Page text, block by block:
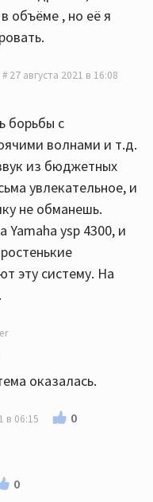
объёме , но её я
27 августа 2021 в 16:08
борьбы с
волнами и т.д.
из бюджетных
увлекательное, и
не обманешь.
Yamaha ysp 4300, и
эту систему. На
оказалась.
в 06:15 0
0